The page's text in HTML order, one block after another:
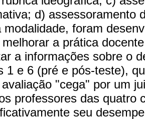
d) assessoramento
modalidade, foram
melhorar a prática
a informações sobre o
1 e 6 (pré e pós-teste),
"cega" por um
professores das quatro
seu